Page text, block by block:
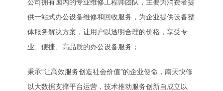
公司拥有国内的专业维修工程师团队，主要为消费者提
供一站式办公设备维修和回收服务，为企业提供设备整
体服务解决方案，让用户以透明合理的价格，享受专
业、便捷、高品质的办公设备服务；
秉承“让高效服务创造社会价值”的企业使命，南天快修
以大数据支撑平台运营，技术推动服务创新自成立以